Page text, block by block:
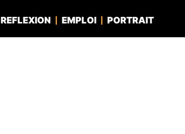
REFLEXION EMPLOI PORTRAIT